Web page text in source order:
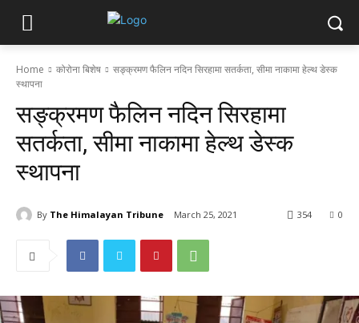
Home कोरोना बिशेष
सङ्क्रमण फैलिन नदिन सिरहामा सतर्कता, सीमा नाकामा हेल्थ डेस्क
स्थापना
सङ्क्रमण फैलिन नदिन सिरहामा
सतर्कता, सीमा नाकामा हेल्थ डेस्क
स्थापना
By The Himalayan Tribune March 25, 2021 0
354